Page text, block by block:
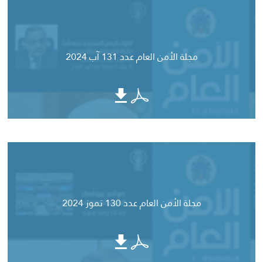
مجلة الأمن العام عدد 131 آب 2024
مجلة الأمن العام عدد 130 تموز 2024